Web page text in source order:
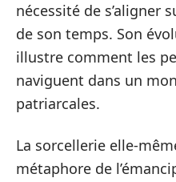
nécessité de s’aligner
de son temps. Son
illustre comment les
naviguent dans un
patriarcales.
La sorcellerie elle-
métaphore de